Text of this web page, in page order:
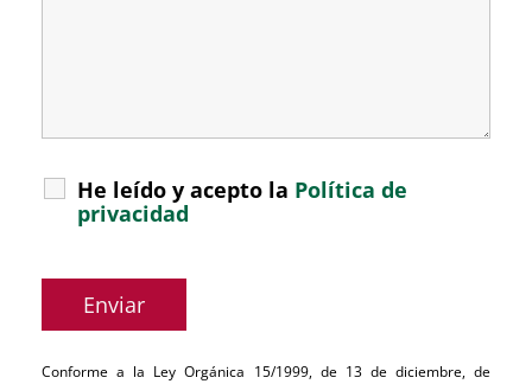
He leído y acepto la Política de
privacidad
Conforme a la Ley Orgánica 15/1999, de 13 de diciembre, de